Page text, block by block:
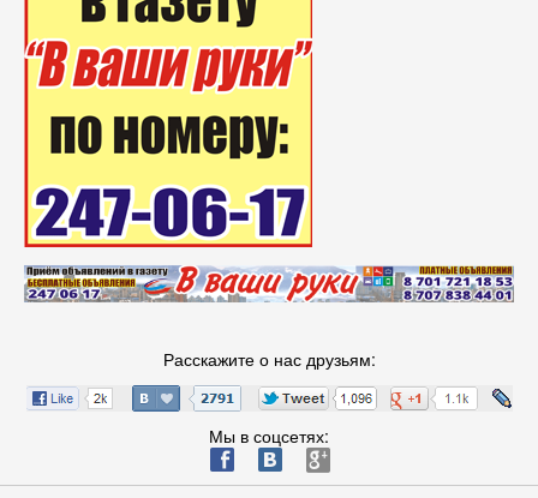
Расскажите о нас друзьям:
Мы в соцсетях:
ä æ è